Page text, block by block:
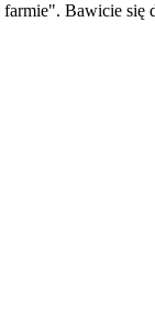
farmie". Bawicie się